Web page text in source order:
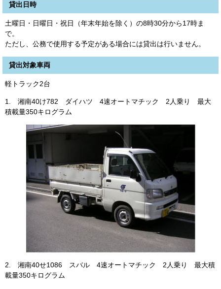
貸出日時
土曜日・日曜日・祝日（年末年始を除く）の8時30分から17時ま
で。
ただし、公務で使用する予定がある場合には貸出は行いません。
貸出対象車両
軽トラック2台
1. 湘南40け782 ダイハツ 4速オートマチック 2人乗り 最大
積載量350キログラム
2. 湘南40せ1086 スバル 4速オートマチック 2人乗り 最大積
載量350キログラム